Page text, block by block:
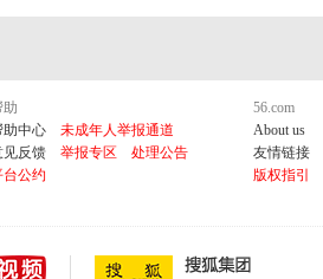
助
助中心
未成年人举报通道
见反馈
举报专区
处理公告
台公约
56.com
About us
友情链接
版权指引